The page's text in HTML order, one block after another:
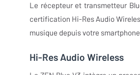
Le récepteur et transmetteur
certification Hi-Res Audio
musique depuis votre
Hi-Res Audio Wireless